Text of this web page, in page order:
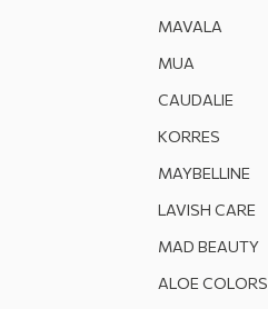
MAVALA
MUA
CAUDALIE
KORRES
MAYBELLINE
LAVISH CARE
MAD BEAUTY
ALOE COLORS